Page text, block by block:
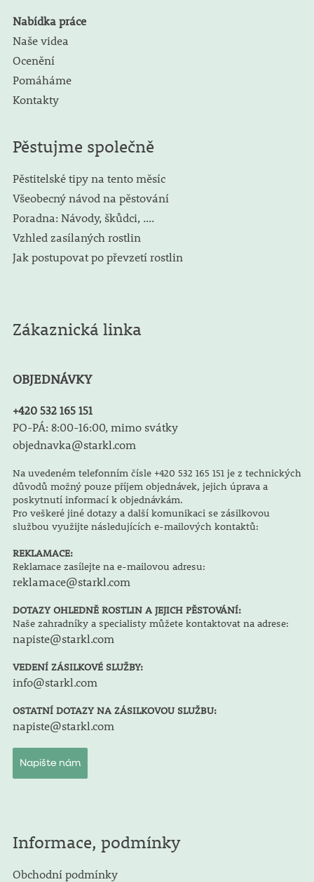
Nabídka práce
Naše videa
Ocenění
Pomáháme
Kontakty
Pěstujme společně
Pěstitelské tipy na tento měsíc
Všeobecný návod na pěstování
Poradna: Návody, škůdci, ....
Vzhled zasílaných rostlin
Jak postupovat po převzetí rostlin
Zákaznická linka
OBJEDNÁVKY
+420 532 165 151
PO-PÁ: 8:00-16:00, mimo svátky
objednavka@starkl.com
Na uvedeném telefonním čísle +420 532 165 151 je z technických
důvodů možný pouze příjem objednávek, jejich úprava a
poskytnutí informací k objednávkám.
Pro veškeré jiné dotazy a další komunikaci se zásilkovou
službou využijte následujících e-mailových kontaktů:
REKLAMACE:
Reklamace zasílejte na e-mailovou adresu:
reklamace@starkl.com
DOTAZY OHLEDNĚ ROSTLIN A JEJICH PĚSTOVÁNÍ:
Naše zahradníky a specialisty můžete kontaktovat na adrese:
napiste@starkl.com
VEDENÍ ZÁSILKOVÉ SLUŽBY:
info@starkl.com
OSTATNÍ DOTAZY NA ZÁSILKOVOU SLUŽBU:
napiste@starkl.com
Napište nám
Informace, podmínky
Obchodní podmínky